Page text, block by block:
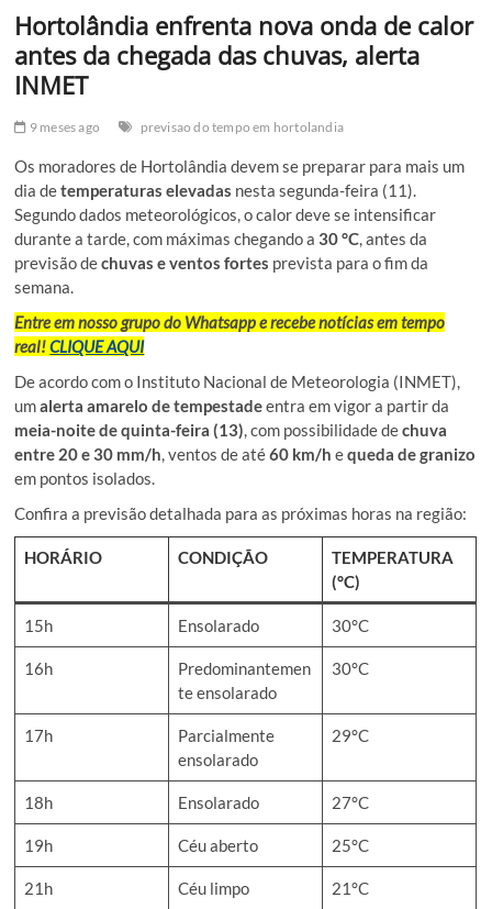
Hortolândia enfrenta nova onda de calor
antes da chegada das chuvas, alerta
INMET
9 meses ago previsao do tempo em hortolandia
Os moradores de Hortolândia devem se preparar para mais um
dia detemperaturas elevadas nesta segunda-feira (11).
Segundo dados meteorológicos, o calor deve se intensificar
durante a tarde, com máximas chegando a30 °C, antes da
previsão dechuvas e ventos fortes prevista para o fim da
semana.
Entre em nosso grupo do Whatsapp e recebe notícias em tempo
real!CLIQUE AQUI
De acordo com o Instituto Nacional de Meteorologia (INMET),
umalerta amarelo de tempestadeentra em vigor a partir da
meia-noite de quinta-feira (13), com possibilidade dechuva
entre 20 e 30 mm/h, ventos de até60 km/h equeda de granizo
em pontos isolados.
Confira a previsão detalhada para as próximas horas na região:
HORÁRIO CONDIÇÃO
TEMPERATURA
(°C)
15h Ensolarado 30°C
16h
Predominantemen
te ensolarado
30°C
17h
Parcialmente
ensolarado
29°C
18h Ensolarado 27°C
19h Céu aberto 25°C
21h Céu limpo 21°C